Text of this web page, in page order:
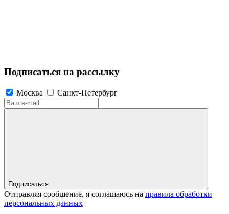
Подписаться на рассылку
Москва Санкт-Петербург
Подписаться
Отправляя сообщение, я соглашаюсь на правила обработки
персональных данных